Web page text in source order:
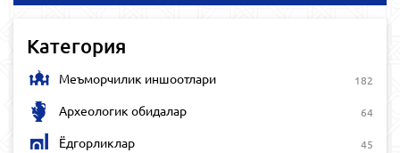
Категория
Меъморчилик иншоотлари 182
Археологик обидалар 64
Ёдгорликлар 45